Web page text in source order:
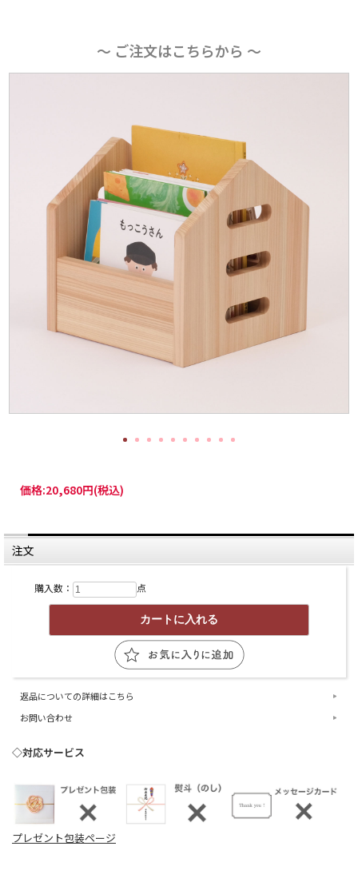
〜 ご注文はこちらから 〜
価格:20,680円(税込)
注文
購入数： 点
返品についての詳細はこちら
お問い合わせ
◇対応サービス
プレゼント包装ページ